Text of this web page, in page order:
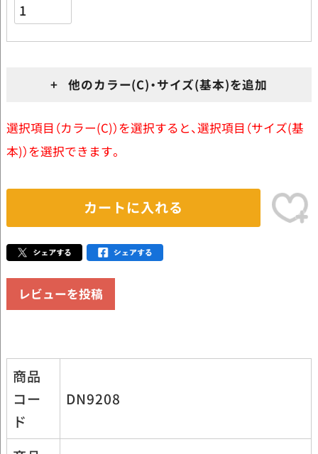
+ 他のカラー(C)・サイズ(基本)を追加
選択項目（カラー(C)）を選択すると、選択項目（サイズ(基
本)）を選択できます。
カートに入れる
レビューを投稿
商品
コー
ド
DN9208